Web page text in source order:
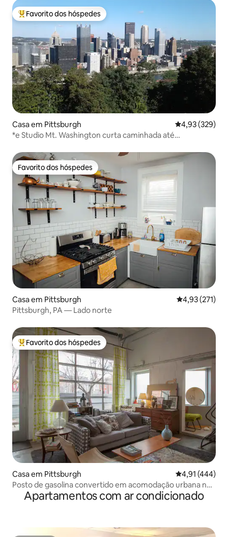
Favoritos dos hóspedes mais apreciados
Favorito dos hóspedes
Casa em Pittsburgh Classificação
4,93 (329)
*e Studio Mt. Washington curta caminhada até
Favorito dos hóspedes
Favorito dos hóspedes
Casa em Pittsburgh Classificação
4,93 (271)
Pittsburgh, PA — Lado norte
Favoritos dos hóspedes mais apreciados
Favorito dos hóspedes
Casa em Pittsburgh Classificação
4,91 (444)
Posto de gasolina convertido em acomodação urbana no
coração de South Side
Apartamentos com ar condicionado